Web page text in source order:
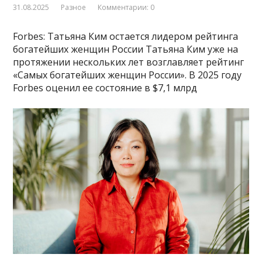
31.08.2025 Разное Комментарии: 0
Forbes: Татьяна Ким остается лидером рейтинга
богатейших женщин России Татьяна Ким уже на
протяжении нескольких лет возглавляет рейтинг
«Самых богатейших женщин России». В 2025 году
Forbes оценил ее состояние в $7,1 млрд